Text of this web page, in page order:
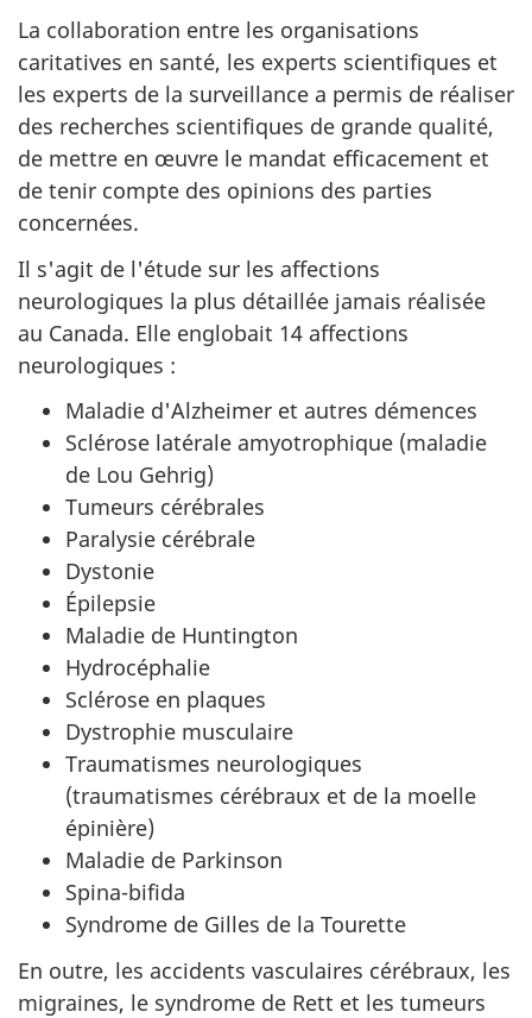
La collaboration entre les organisations
caritatives en santé, les experts scientifiques et
les experts de la surveillance a permis de réaliser
des recherches scientifiques de grande qualité,
de mettre en œuvre le mandat efficacement et
de tenir compte des opinions des parties
concernées.
Il s'agit de l'étude sur les affections
neurologiques la plus détaillée jamais réalisée
au Canada. Elle englobait 14 affections
neurologiques :
Maladie d'Alzheimer et autres démences
Sclérose latérale amyotrophique (maladie
de Lou Gehrig)
Tumeurs cérébrales
Paralysie cérébrale
Dystonie
Épilepsie
Maladie de Huntington
Hydrocéphalie
Sclérose en plaques
Dystrophie musculaire
Traumatismes neurologiques
(traumatismes cérébraux et de la moelle
épinière)
Maladie de Parkinson
Spina-bifida
Syndrome de Gilles de la Tourette
En outre, les accidents vasculaires cérébraux, les
migraines, le syndrome de Rett et les tumeurs